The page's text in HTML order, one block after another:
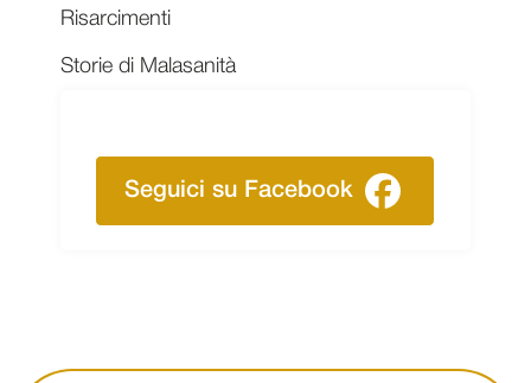
Risarcimenti
Storie di Malasanità
Seguici su Facebook